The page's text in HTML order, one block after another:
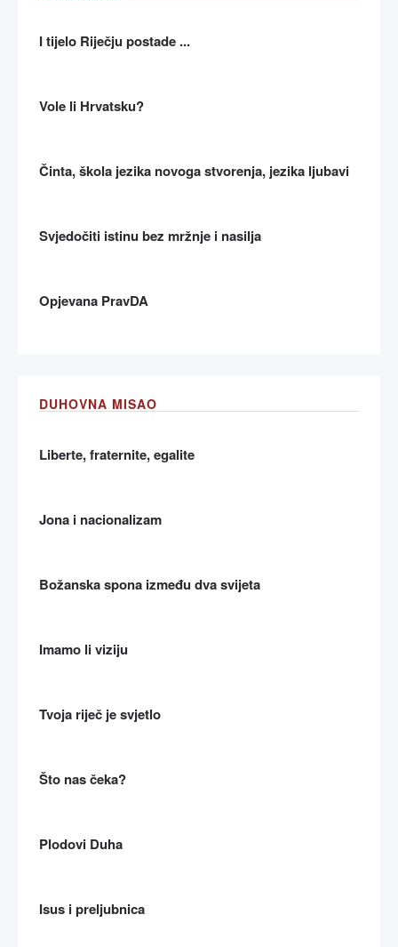
I tijelo Riječju postade ...
Vole li Hrvatsku?
Činta, škola jezika novoga stvorenja, jezika ljubavi
Svjedočiti istinu bez mržnje i nasilja
Opjevana PravDA
DUHOVNA MISAO
Liberte, fraternite, egalite
Jona i nacionalizam
Božanska spona između dva svijeta
Imamo li viziju
Tvoja riječ je svjetlo
Što nas čeka?
Plodovi Duha
Isus i preljubnica